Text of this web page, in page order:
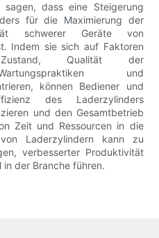
sagen, dass eine Steigerung
für die Maximierung der
schwerer Geräte von
Indem sie sich auf Faktoren
Qualität der
und
können Bediener und
des Laderzylinders
und den Gesamtbetrieb
Zeit und Ressourcen in die
Laderzylindern kann zu
verbesserter Produktivität
der Branche führen.